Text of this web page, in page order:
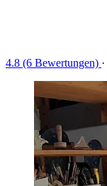
4.8 (6 Bewertungen) ·